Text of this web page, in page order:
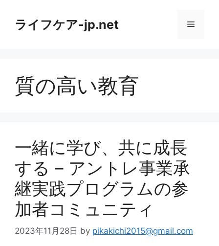
ライフケア-jp.net メ
質の高い教育
一緒に学び、共に成長
する – アントレ事業承
継実践プログラムの参
加者コミュニティ
2023年11月28日 by pikakichi2015@gmail.com